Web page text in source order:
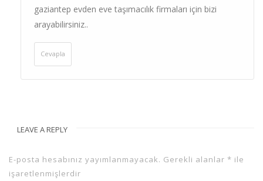
gaziantep evden eve taşımacılık firmaları için bizi
arayabilirsiniz..
Cevapla
LEAVE A REPLY
E-posta hesabınız yayımlanmayacak. Gerekli alanlar * ile
işaretlenmişlerdir